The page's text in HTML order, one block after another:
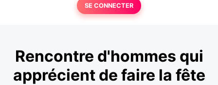
SE CONNECTER
Rencontre d'hommes qui
apprécient de faire la fête